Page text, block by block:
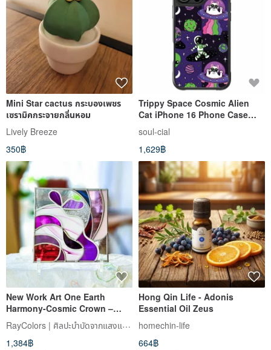
Mini Star cactus กระบองเพชร
เซรามิคกระจายกลิ่นหอม
Lively Breeze
350฿
Trippy Space Cosmic Alien
Cat iPhone 16 Phone Case
Magnetic Protective Case
soul-cial
1,629฿
New Work Art One Earth
Harmony-Cosmic Crown –
Opening to the Universe
RayColors | ศิลปะบำบัดจากแสงและสีสันจากโอกินาว่า
1,384฿
Hong Qin Life - Adonis
Essential Oil Zeus
homechin-life
664฿